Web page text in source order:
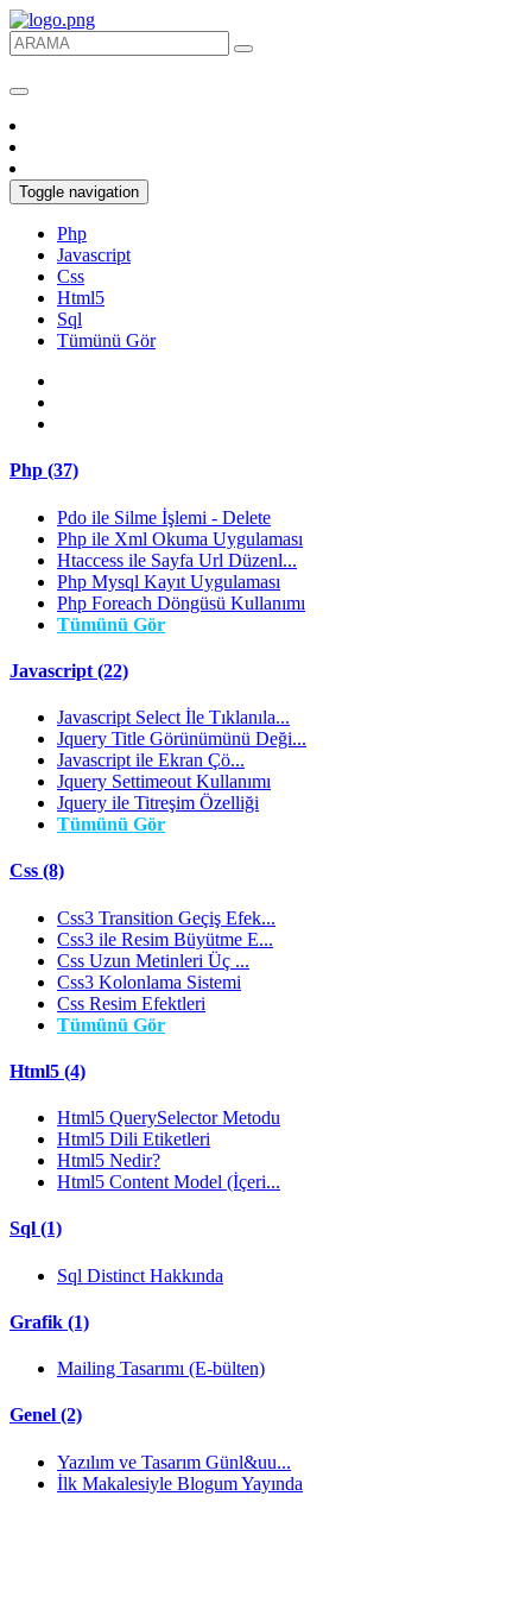
Toggle navigation
Php
Javascript
Css
Html5
Sql
Tümünü Gör
Php (37)
Pdo ile Silme İşlemi - Delete
Php ile Xml Okuma Uygulaması
Htaccess ile Sayfa Url Düzenl...
Php Mysql Kayıt Uygulaması
Php Foreach Döngüsü Kullanımı
Tümünü Gör
Javascript (22)
Javascript Select İle Tıklanıla...
Jquery Title Görünümünü Deği...
Javascript ile Ekran Çö...
Jquery Settimeout Kullanımı
Jquery ile Titreşim Özelliği
Tümünü Gör
Css (8)
Css3 Transition Geçiş Efek...
Css3 ile Resim Büyütme E...
Css Uzun Metinleri Üç ...
Css3 Kolonlama Sistemi
Css Resim Efektleri
Tümünü Gör
Html5 (4)
Html5 QuerySelector Metodu
Html5 Dili Etiketleri
Html5 Nedir?
Html5 Content Model (İçeri...
Sql (1)
Sql Distinct Hakkında
Grafik (1)
Mailing Tasarımı (E-bülten)
Genel (2)
Yazılım ve Tasarım Günl&uu...
İlk Makalesiyle Blogum Yayında